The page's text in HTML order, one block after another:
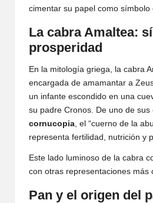
cimentar su papel como símbolo
La cabra Amaltea:
prosperidad
En la mitología griega, la cabra
encargada de amamantar a
un infante escondido en una
su padre Cronos. De uno de sus
cornucopia , el “cuerno de la
representa fertilidad, nutrición y
Este lado luminoso de la cabra
con otras representaciones más
Pan y el origen del